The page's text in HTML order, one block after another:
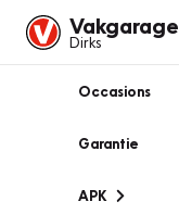
Vakgarage
Dirks
Occasions
Garantie
APK